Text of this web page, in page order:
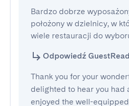
Bardzo dobrze
położony w dzielnicy, w
wiele restauracji do
Odpowiedź
Thank you for your
delighted to hear you had
enjoyed the well-